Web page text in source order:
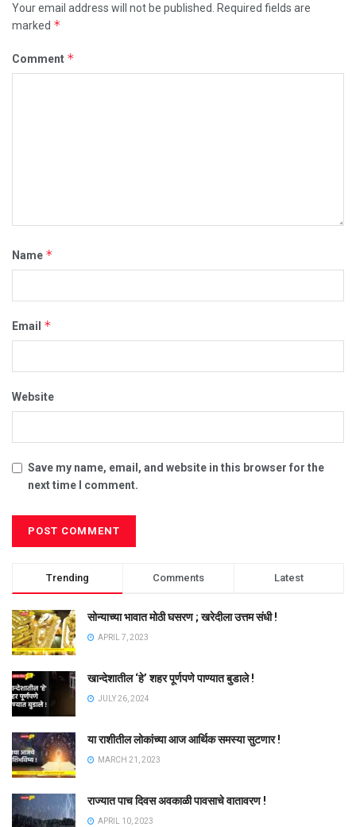
Your email address will not be published.
Required fields are
marked *
Comment *
Name *
Email *
Website
Save my name, email, and website in this browser for the
next time I comment.
Trending Comments Latest
सोन्याच्या भावात मोठी घसरण ; खरेदीला उत्तम संधी !
APRIL 7, 2023
खान्देशातील ‘हे’ शहर पूर्णपणे पाण्यात बुडाले !
JULY 26, 2024
या राशीतील लोकांच्या आज आर्थिक समस्या सुटणार !
MARCH 21, 2023
राज्यात पाच दिवस अवकाळी पावसाचे वातावरण !
APRIL 10, 2023